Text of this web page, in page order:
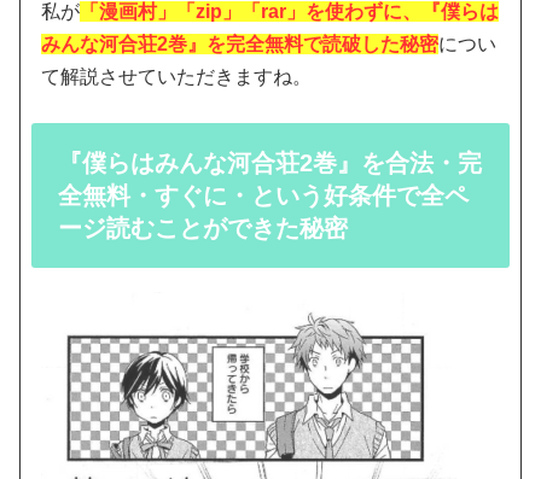
私が 「漫画村」「zip」「rar」を使わずに、『僕らは
みんな河合荘2巻』を完全無料で読破した秘密につい
て解説させていただきますね。
『僕らはみんな河合荘2巻』を合法・完
全無料・すぐに・という好条件で全ペ
ージ読むことができた秘密